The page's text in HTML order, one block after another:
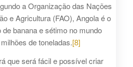
a Organização das Nações
e Agricultura (FAO), Angola é o
banana e sétimo no mundo
de toneladas.[8]
que será fácil e possível criar